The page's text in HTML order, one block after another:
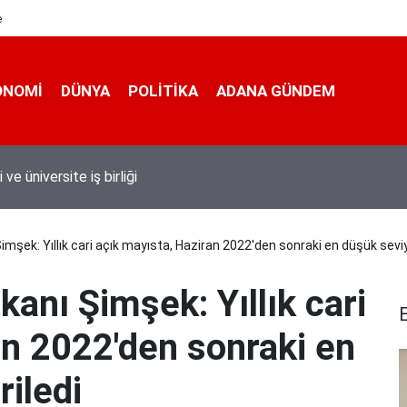
DÜNYA POLİTİKA ADANA GÜNDEM
yeni plaka ihalesine tepki gösterdi
Yıllık cari açık mayısta, Haziran 2022'den sonraki en düşük
Şimşek: Yıllık cari
2022'den sonraki en